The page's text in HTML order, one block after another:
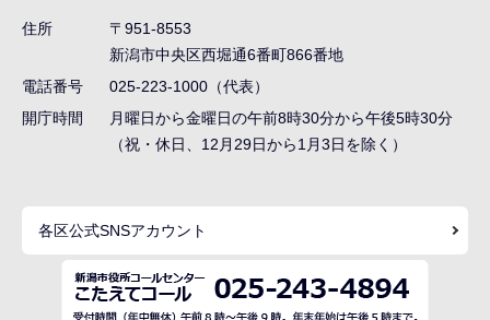
ゲ
シ
ョ
ま
住所
〒951-8553
新潟市中央区西堀通6番町866番地
電話番号
025-223-1000（代表）
開庁時間
月曜日から金曜日の午前8時30分から午後5時30分
（祝・休日、12月29日から1月3日を除く）
各区公式SNSアカウント